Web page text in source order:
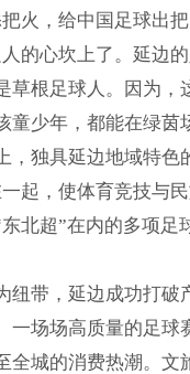
火，给中国足球出
的心坎上了。延边
草根足球人。因为
童少年，都能在绿
，独具延边地域特色
起，使体育竞技与
北超”在内的多项
纽带，延边成功打
一场场高质量的足
全城的消费热潮。文